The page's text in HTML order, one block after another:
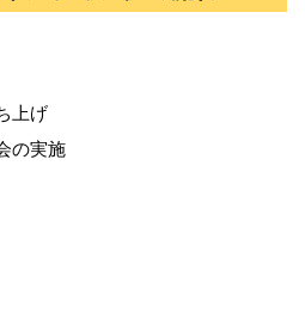
上げ
の実施